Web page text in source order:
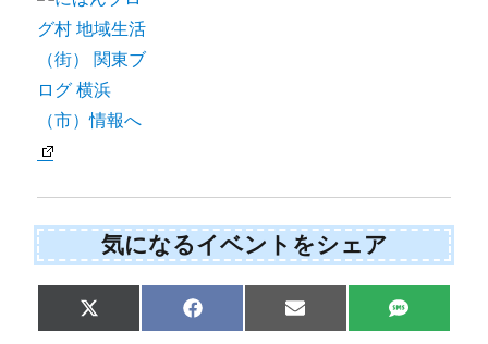
気になるイベントをシェア
S
h
X
(
S
h
F
a
S
h
E
m
S
h
S
M